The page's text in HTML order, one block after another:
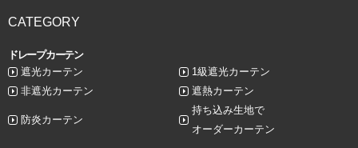
CATEGORY
ドレープカーテン
遮光カーテン
1級遮光カーテン
非遮光カーテン
遮熱カーテン
防炎カーテン
持ち込み生地で
オーダーカーテン